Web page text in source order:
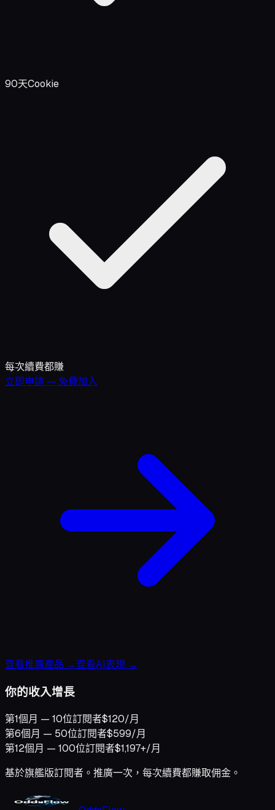
90天Cookie
每次續費都賺
立即申請 — 免費加入
查看推廣產品 →查看AI表現 →
你的收入增長
第1個月 — 10位訂閱者$120/月
第6個月 — 50位訂閱者$599/月
第12個月 — 100位訂閱者$1,197+/月
基於旗艦版訂閱者。推廣一次，每次續費都賺取佣金。